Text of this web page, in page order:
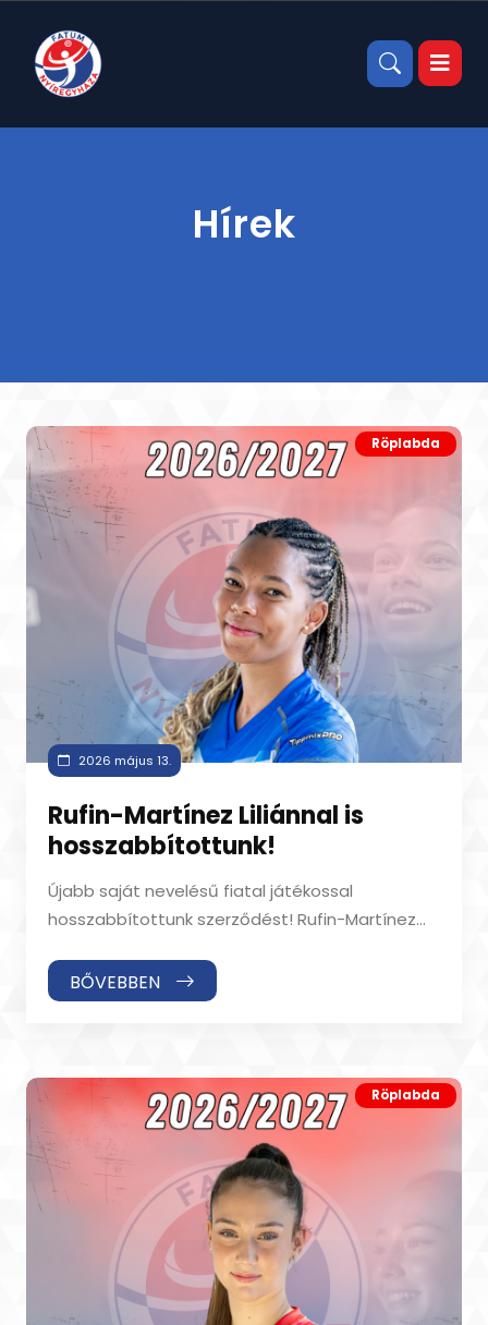
Hírek
Röplabda
2026 május 13.
Rufin-Martínez Liliánnal is
hosszabbítottunk!
Újabb saját nevelésű fiatal játékossal
hosszabbítottunk szerződést! Rufin-Martínez
BŐVEBBEN
Röplabda